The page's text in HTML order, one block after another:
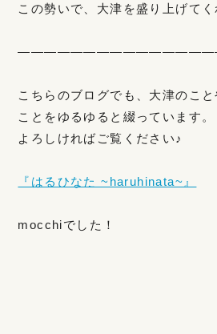
この勢いで、大津を盛り上げて
こちらのブログでも、大津のこ
ことをゆるゆると綴っています。
よろしければご覧ください♪
『はるひなた ~haruhinata~』
mocchiでした！